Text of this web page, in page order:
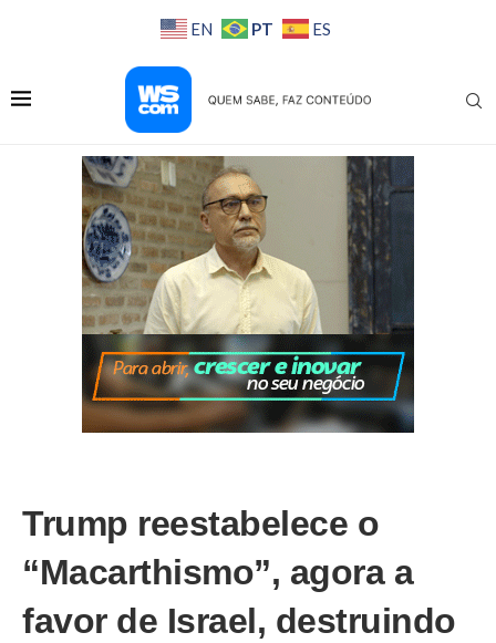
EN PT ES
Trump reestabelece o
“Macarthismo”, agora a
favor de Israel, destruindo